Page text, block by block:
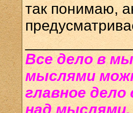
так понимаю,
Все дело в
мыслями
главное
над мыслями.